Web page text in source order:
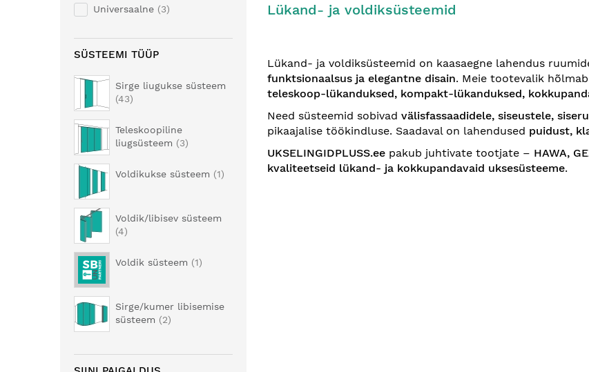
Lükand- ja voldiksüsteemid
Lükand- ja voldiksüsteemid on kaasaegne lahendus
funktsionaalsus ja elegantne disain. Meie tootevalik
teleskoop-lükanduksed, kompakt-lükanduksed,
Need süsteemid sobivad välisfassaadidele, siseustele,
pikaajalise töökindluse. Saadaval on lahendused puidust,
UKSELINGIDPLUSS.ee pakub juhtivate tootjate – HAWA,
kvaliteetseid lükand- ja kokkupandavaid uksesüsteeme.
Universaalne
3
SÜSTEEMI TÜÜP
Sirge liugukse süsteem
43
Teleskoopiline
liugsüsteem
3
Voldikukse süsteem 1
Voldik/libisev süsteem
4
Voldik süsteem 1
Sirge/kumer libisemise
süsteem
2